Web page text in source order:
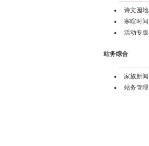
诗文园地
寒暄时间
活动专版
站务综合
家族新闻
站务管理